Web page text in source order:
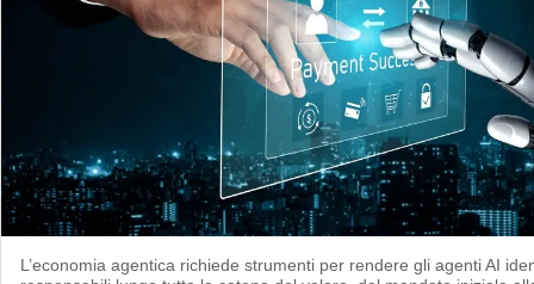
L’economia agentica richiede strumenti per rendere gli agenti AI